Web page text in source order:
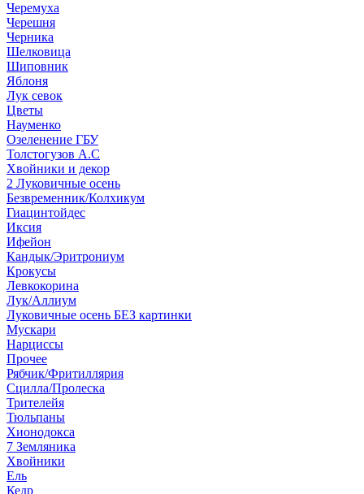
Черемуха
Черешня
Черника
Шелковица
Шиповник
Яблоня
Лук севок
Цветы
Науменко
Озеленение ГБУ
Толстогузов А.С
Хвойники и декор
2 Луковичные осень
Безвременник/Колхикум
Гиацинтойдес
Иксия
Ифейон
Кандык/Эритрониум
Крокусы
Левкокорина
Лук/Аллиум
Луковичные осень БЕЗ картинки
Мускари
Нарциссы
Прочее
Рябчик/Фритиллярия
Сцилла/Пролеска
Трителейя
Тюльпаны
Хионодокса
7 Земляника
Хвойники
Ель
Кедр